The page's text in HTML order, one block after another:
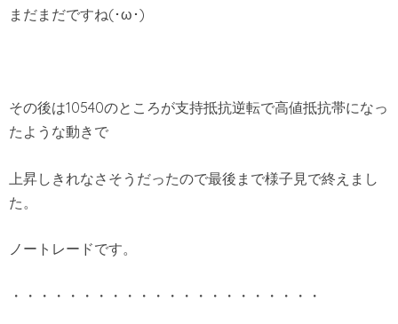
まだまだですね(･ω･)
その後は10540のところが支持抵抗逆転で高値抵抗帯になっ
たような動きで
上昇しきれなさそうだったので最後まで様子見で終えまし
た。
ノートレードです。
・・・・・・・・・・・・・・・・・・・・・・